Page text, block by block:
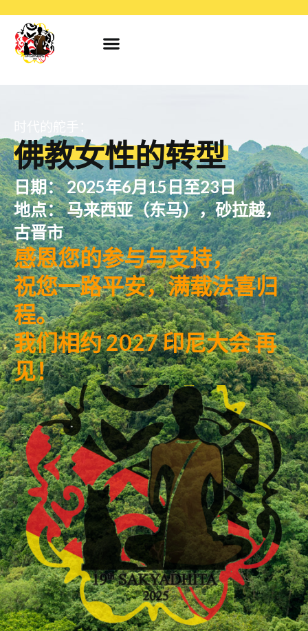
佛教女性的转型
日期： 2025年6月15日至23日
地点： 马来西亚（东马），砂拉越，
古晋市
感恩您的参与与支持，
祝您一路平安，满载法喜归
程。
我们相约2027 印尼大会再
见！